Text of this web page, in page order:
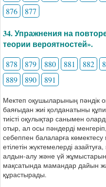
876
877
34. Упражнения на
теории вероятностей».
878 879 880 881 882
889
890 891
Мектеп оқушыларының пәндік
баяғыдан жиі қолданатыны
тиісті оқулықтар санымен
отыр, ал осы пәндерді менгеріп,
себеппен балаларға
етілетін жүктемелерді
алдын-алу және үй
мақсатында мамандар дайын
құрастырады.